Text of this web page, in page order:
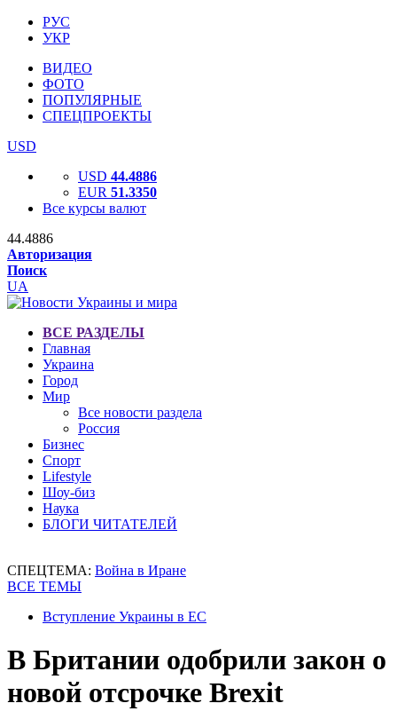
РУС
УКР
ВИДЕО
ФОТО
ПОПУЛЯРНЫЕ
СПЕЦПРОЕКТЫ
USD
USD 44.4886
EUR 51.3350
Все курсы валют
44.4886
Авторизация
Поиск
UA
ВСЕ РАЗДЕЛЫ
Главная
Украина
Город
Мир
Все новости раздела
Россия
Бизнес
Спорт
Lifestyle
Шоу-биз
Наука
БЛОГИ ЧИТАТЕЛЕЙ
СПЕЦТЕМА: Война в Иране
ВСЕ ТЕМЫ
Вступление Украины в ЕС
В Британии одобрили закон о
новой отсрочке Brexit